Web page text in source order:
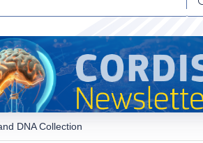
DNA Collection